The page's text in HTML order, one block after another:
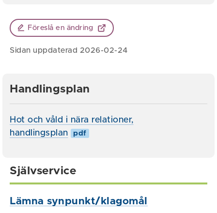
Föreslå en ändring
Sidan uppdaterad 2026-02-24
Handlingsplan
Hot och våld i nära relationer,
handlingsplan
pdf
Självservice
Lämna synpunkt/klagomål